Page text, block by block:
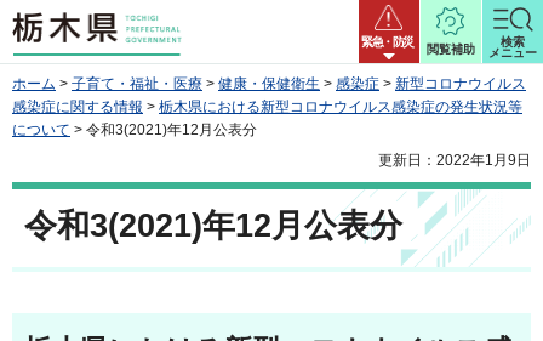
栃木県 緊急・防災
閲覧補助
検索
メニュー
ホーム > 子育て・福祉・医療 > 健康・保健衛生 > 感染症 > 新型コロナウイルス
感染症に関する情報 > 栃木県における新型コロナウイルス感染症の発生状況等
について > 令和3(2021)年12月公表分
更新日：2022年1月9日
令和3(2021)年12月公表分